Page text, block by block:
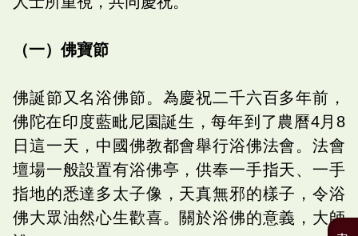
（一）佛寶節
佛誕節又名浴佛節。為慶祝二千六百多年前，
佛陀在印度藍毗尼園誕生，每年到了農曆4月8
日這一天，中國佛教都會舉行浴佛法會。法會
壇場一般設置有浴佛亭，供奉一手指天、一手
指地的悉達多太子像，天真無邪的樣子，令浴
佛大眾油然心生歡喜。關於浴佛的意義，大師